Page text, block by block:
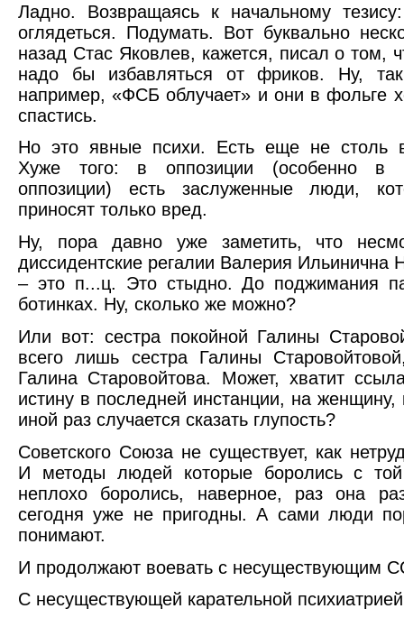
Ладно. Возвращаясь к начальному
оглядеться. Подумать. Вот буквально
назад Стас Яковлев, кажется, писал о том,
надо бы избавляться от фриков. Ну,
например, «ФСБ облучает» и они в фольге
спастись.
Но это явные психи. Есть еще не столь
Хуже того: в оппозиции (особенно в
оппозиции) есть заслуженные люди,
приносят только вред.
Ну, пора давно уже заметить, что
диссидентские регалии Валерия Ильинична
– это п...ц. Это стыдно. До поджимания
ботинках. Ну, сколько же можно?
Или вот: сестра покойной Галины
всего лишь сестра Галины
Галина Старовойтова. Может, хватит
истину в последней инстанции, на женщину,
иной раз случается сказать глупость?
Советского Союза не существует, как
И методы людей которые боролись с
неплохо боролись, наверное, раз она
сегодня уже не пригодны. А сами люди
понимают.
И продолжают воевать с несуществующим
С несуществующей карательной